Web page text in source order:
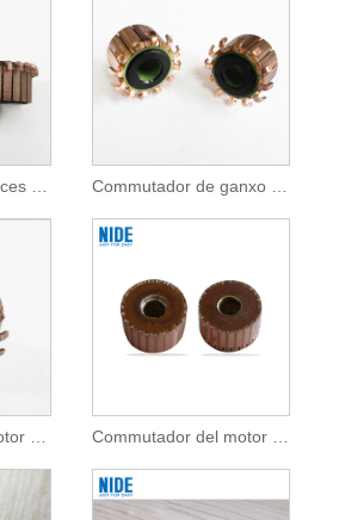
Commutador de peces de recanvi de motor per a electrodomèstics Commutador de ganxo per a electrodomèstics
Commutador de motor de l'exprimidor per a electrodomèstics Commutador del motor de la batedora per a electrodomèstics